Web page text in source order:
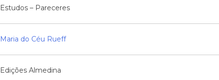
Estudos – Pareceres
Maria do Céu Rueff
Edições Almedina